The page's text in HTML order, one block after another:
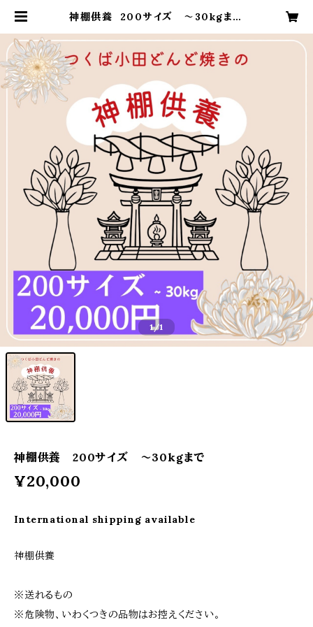
神棚供養 200サイズ 〜30kgまで
1/1
神棚供養 200サイズ 〜30kgまで
¥20,000
International shipping available
神棚供養
※送れるもの
※危険物、いわくつきの品物はお控えください。